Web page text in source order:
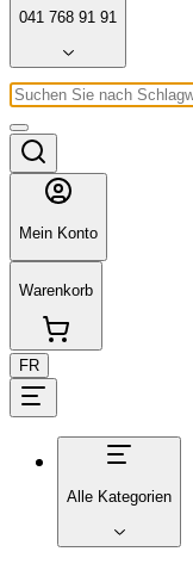
041 768 91 91
Mein Konto
Warenkorb
FR
Alle Kategorien